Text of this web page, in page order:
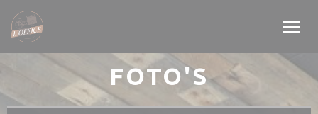
Cookies beheer paneel
FOTO'S